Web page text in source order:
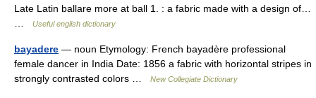
Late Latin ballare more at ball 1. : a fabric made with a design of…
Useful english dictionary
bayadere — noun Etymology: French bayadère professional
female dancer in India Date: 1856 a fabric with horizontal stripes in
strongly contrasted colors …
New Collegiate Dictionary